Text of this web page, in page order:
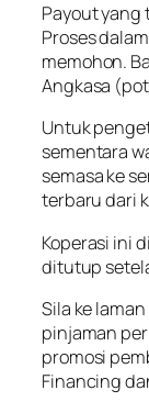
Payout yang
Proses
memohon.
Angkasa
Untuk
sementara
semasa ke
terbaru dari
Koperasi ini
ditutup
Sila ke
pinjaman
promosi
Financing